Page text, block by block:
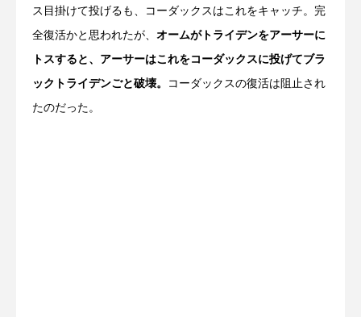
ス目掛けて投げるも、コーダックスはこれをキャッチ。完
全復活かと思われたが、 オームがトライデンをアーサーに
トスすると、アーサーはこれをコーダックスに投げてブラ
ックトライデンごと破壊。 コーダックスの復活は阻止され
たのだった。